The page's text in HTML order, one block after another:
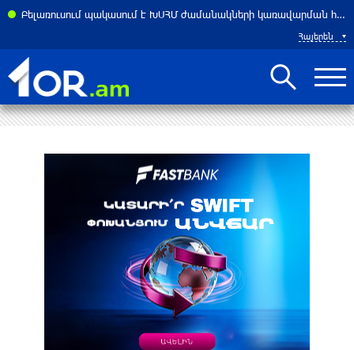
Բելառուսում պակասում է ԽՍՀՄ ժամանակների կառավարման համակարգը․ Լուկաշենկո
Հայերեն